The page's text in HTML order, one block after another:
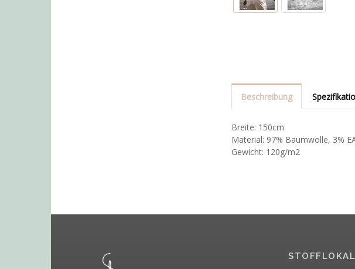
Beschreibung
Breite: 150cm
Material: 97% Baumwolle, 3%
Gewicht: 120g/m2
STOFFLOKAL